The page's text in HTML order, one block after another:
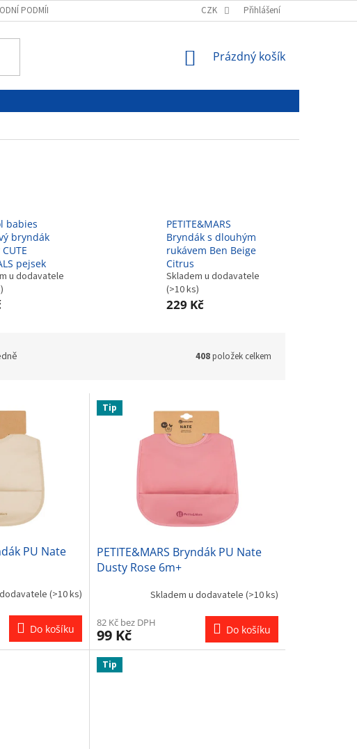
PODMÍNKY PODMÍNKY OCHRANY OSOBNÍCH ÚDAJŮ
CZK Přihlášení
NÁKUPNÍ
Prázdný košík
babies
bryndák
pejsek
u dodavatele
PETITE&MARS
Bryndák s dlouhým
rukávem Ben Beige
Citrus
Skladem u dodavatele
(>10 ks)
229 Kč
408položek celkem
PU Nate
(>10 ks)
Do košíku
Tip
PETITE&MARS Bryndák PU Nate
Dusty Rose 6m+
Skladem u dodavatele (>10 ks)
82 Kč bez DPH
99 Kč Do košíku
Tip